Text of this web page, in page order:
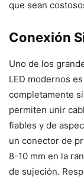
que sean
Conexión
Uno de los
LED modernos
completamente
permiten unir
fiables y de
un conector de
8-10 mm en la
de sujeción.